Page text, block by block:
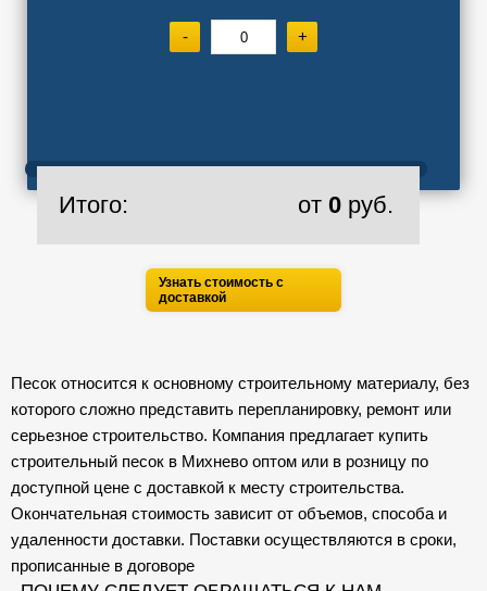
- +
Итого: от 0 руб.
Узнать стоимость с
доставкой
Песок относится к основному строительному материалу, без
которого сложно представить перепланировку, ремонт или
серьезное строительство. Компания предлагает купить
строительный песок в Михнево оптом или в розницу по
доступной цене с доставкой к месту строительства.
Окончательная стоимость зависит от объемов, способа и
удаленности доставки. Поставки осуществляются в сроки,
прописанные в договоре